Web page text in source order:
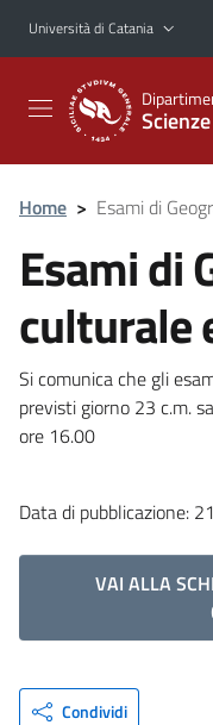
Vai al contenuto principale
Vai al menu di navigazione
Università di Catania
Home > Esami di
Esami di
culturale
Si comunica che gli
previsti giorno 23 c.m.
ore 16.00
Data di pubblicazione:
VAI ALLA
Condividi